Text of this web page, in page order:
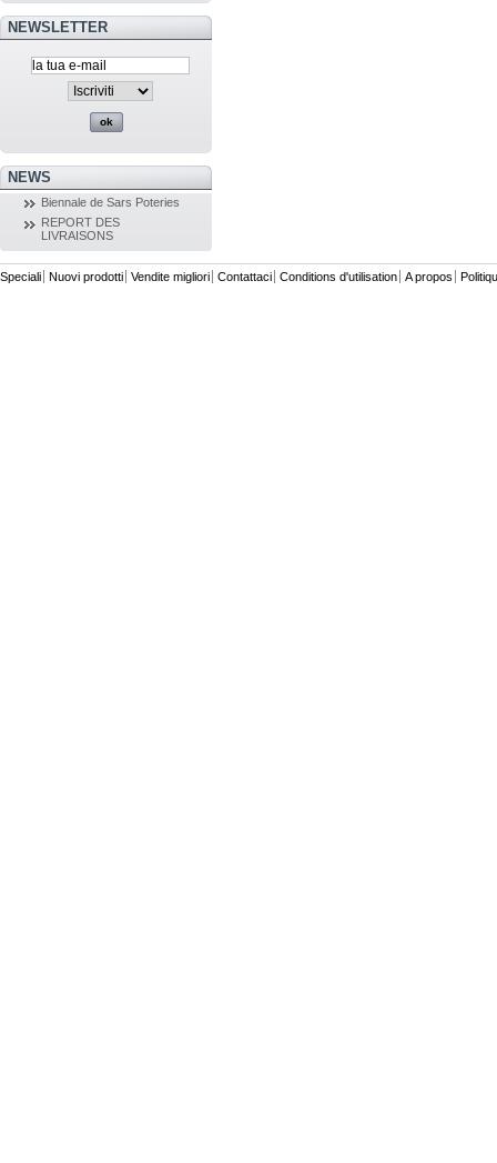
NEWSLETTER
NEWS
Biennale de Sars Poteries
REPORT DES
LIVRAISONS
Speciali Nuovi prodotti Vendite migliori Contattaci Conditions d'utilisation A propos